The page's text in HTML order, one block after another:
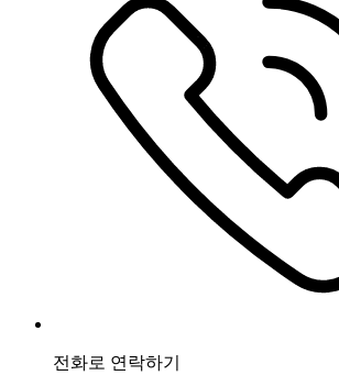
전화로 연락하기